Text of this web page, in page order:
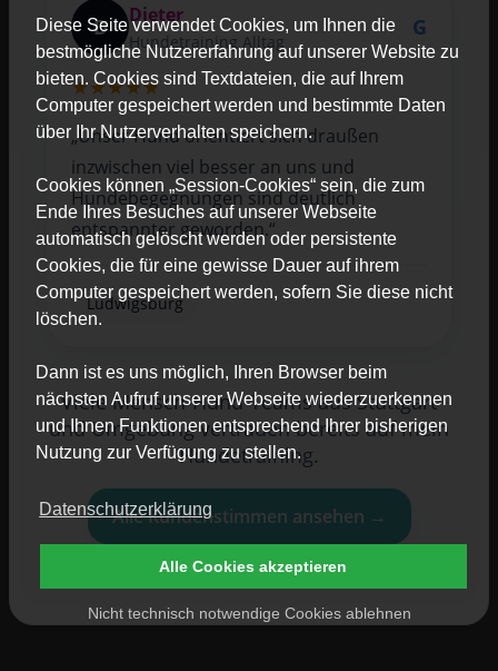
Diese Seite verwendet Cookies, um Ihnen die
bestmögliche Nutzererfahrung auf unserer Website zu
bieten. Cookies sind Textdateien, die auf Ihrem
Computer gespeichert werden und bestimmte Daten
über Ihr Nutzerverhalten speichern.
Cookies können „Session-Cookies“ sein, die zum
Ende Ihres Besuches auf unserer Webseite
automatisch gelöscht werden oder persistente
Cookies, die für eine gewisse Dauer auf ihrem
Computer gespeichert werden, sofern Sie diese nicht
löschen.
Dann ist es uns möglich, Ihren Browser beim
nächsten Aufruf unserer Webseite wiederzuerkennen
und Ihnen Funktionen entsprechend Ihrer bisherigen
Nutzung zur Verfügung zu stellen.
Datenschutzerklärung
Nicht technisch notwendige Cookies ablehnen
Alle Cookies akzeptieren
D Dieter
Hundetraining Alltag
G
★★★★★
„Unser Hund orientiert sich draußen
inzwischen viel besser an uns und
Hundebegegnungen sind deutlich
entspannter geworden.“
Ludwigsburg
Viele Mensch-Hund-Teams aus Stuttgart
und Umgebung vertrauen bereits auf mein
Hundetraining.
Alle Kundenstimmen ansehen →